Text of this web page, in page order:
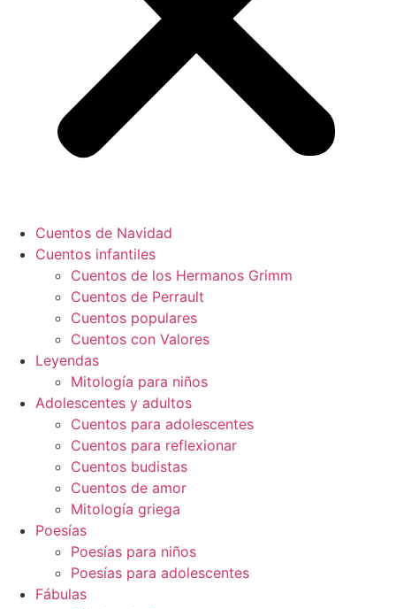
Cuentos de Navidad
Cuentos infantiles
Cuentos de los Hermanos Grimm
Cuentos de Perrault
Cuentos populares
Cuentos con Valores
Leyendas
Mitología para niños
Adolescentes y adultos
Cuentos para adolescentes
Cuentos para reflexionar
Cuentos budistas
Cuentos de amor
Mitología griega
Poesías
Poesías para niños
Poesías para adolescentes
Fábulas